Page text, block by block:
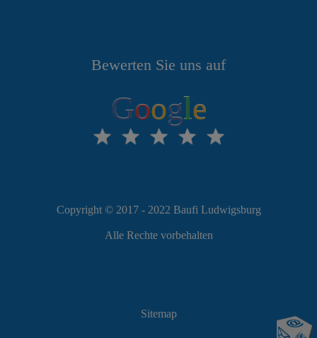
Bewerten Sie uns auf
Google
Copyright © 2017 - 2022 Baufi Ludwigsburg
Alle Rechte vorbehalten
Sitemap